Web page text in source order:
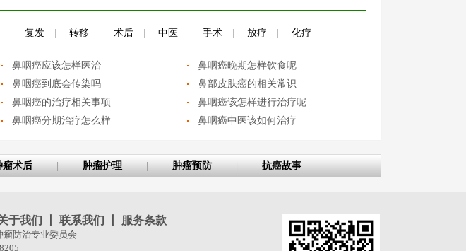
复发 转移 术后 中医 手术 放疗 化疗
鼻咽癌应该怎样医治
鼻咽癌晚期怎样饮食呢
鼻咽癌到底会传染吗
鼻部皮肤癌的相关常识
鼻咽癌的治疗相关事项
鼻咽癌该怎样进行治疗呢
鼻咽癌分期治疗怎么样 鼻咽癌中医该如何治疗
瘤术后 肿瘤护理 肿瘤预防 抗癌故事
于我们 联系我们 服务条款
防治专业委员会